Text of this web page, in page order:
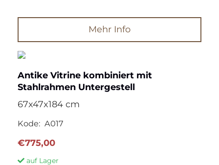
Mehr Info
Antike Vitrine kombiniert mit
Stahlrahmen Untergestell
67x47x184 cm
Kode: A017
€775,00
auf Lager